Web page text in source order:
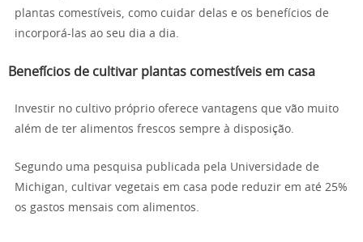
plantas comestíveis, como cuidar delas e os benefícios de
incorporá-las ao seu dia a dia.
Benefícios de cultivar plantas comestíveis em casa
Investir no cultivo próprio oferece vantagens que vão muito
além de ter alimentos frescos sempre à disposição.
Segundo uma pesquisa publicada pela Universidade de
Michigan, cultivar vegetais em casa pode reduzir em até 25%
os gastos mensais com alimentos.